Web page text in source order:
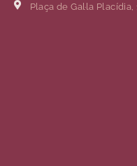
Plaça de Gal·la